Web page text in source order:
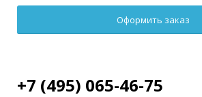
+7 (495) 065-46-75